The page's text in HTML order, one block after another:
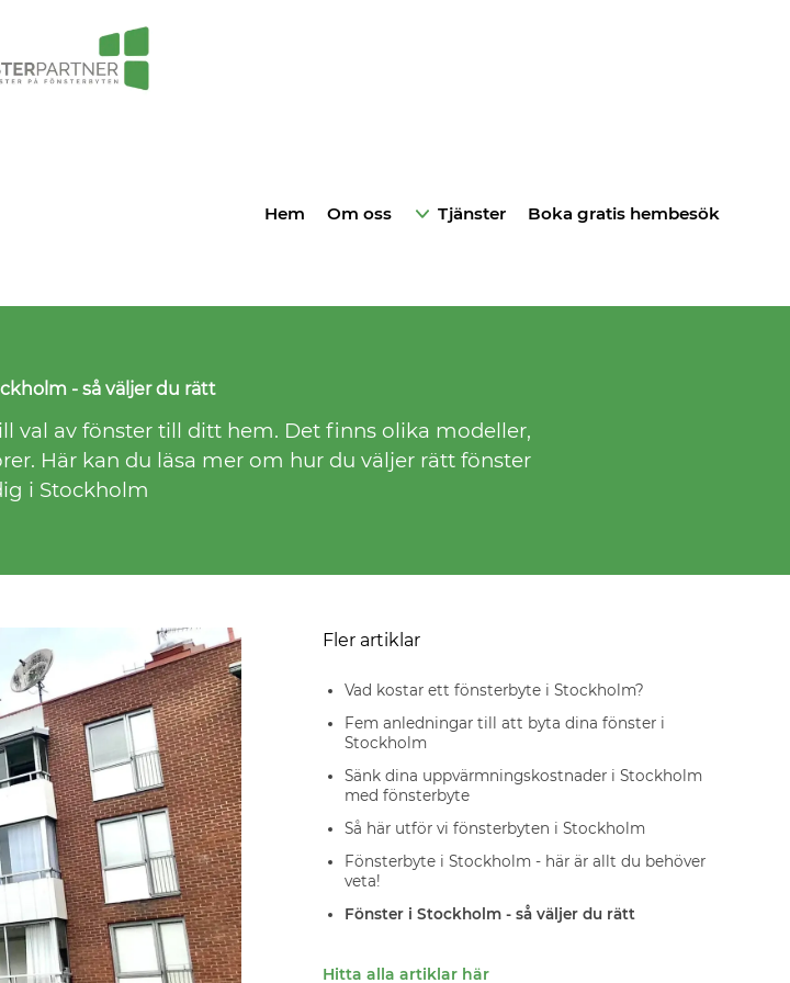
Hem Om oss Tjänster Boka gratis hembesök
- så väljer du rätt
val av fönster till ditt hem. Det finns olika modeller,
Här kan du läsa mer om hur du väljer rätt fönster
i Stockholm
Fler artiklar
Vad kostar ett fönsterbyte i Stockholm?
Fem anledningar till att byta dina fönster i
Stockholm
Sänk dina uppvärmningskostnader i Stockholm
med fönsterbyte
Så här utför vi fönsterbyten i Stockholm
Fönsterbyte i Stockholm - här är allt du behöver
veta!
Fönster i Stockholm - så väljer du rätt
Hitta alla artiklar här